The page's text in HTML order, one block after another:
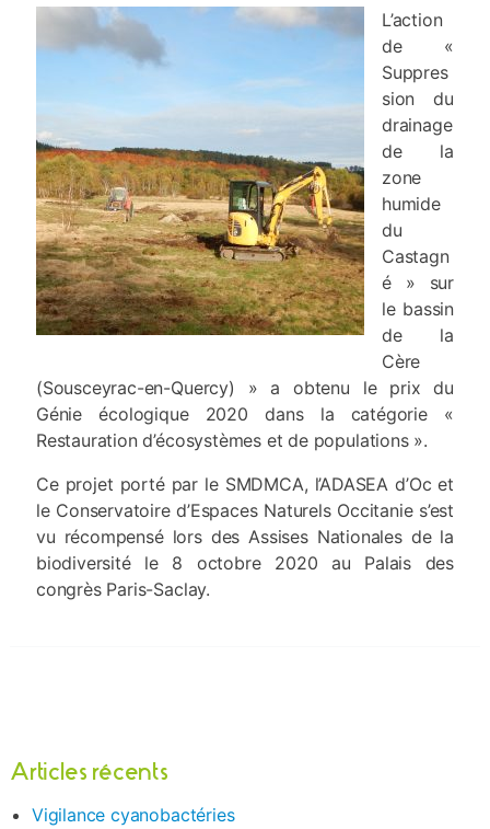
L’action
de «
Suppres
sion du
drainage
de la
zone
humide
du
Castagn
é » sur
le bassin
de la
Cère
(Sousceyrac-en-Quercy) » a obtenu le prix du
Génie écologique 2020 dans la catégorie «
Restauration d’écosystèmes et de populations ».
Ce projet porté par le SMDMCA, l’ADASEA d’Oc et
le Conservatoire d’Espaces Naturels Occitanie s’est
vu récompensé lors des Assises Nationales de la
biodiversité le 8 octobre 2020 au Palais des
congrès Paris-Saclay.
Articles récents
Vigilance cyanobactéries